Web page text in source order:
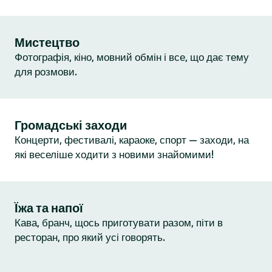
Мистецтво
Фотографія, кіно, мовний обмін і все, що дає тему
для розмови.
Громадські заходи
Концерти, фестивалі, караоке, спорт — заходи, на
які веселіше ходити з новими знайомими!
Їжа та напої
Кава, бранч, щось приготувати разом, піти в
ресторан, про який усі говорять.